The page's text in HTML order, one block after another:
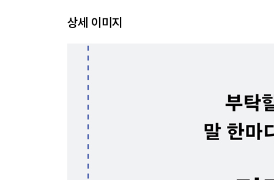
3. 부정적인 메시지를 예의 있게 전달하는 법
5. 예의 있게 불만 신고하는 법
6. 부정적인 경험을 정중하게 전달하는 법
7. 어색하지 않게 인사하는 법
Part 4. 알아 두면 유용한 영어 표현
1. "No"를 대신하는 다양한 방법
2. 미래 진행형을 쓸 줄 아나요?
3. 한국어에 없는 영어 시제
상세 이미지